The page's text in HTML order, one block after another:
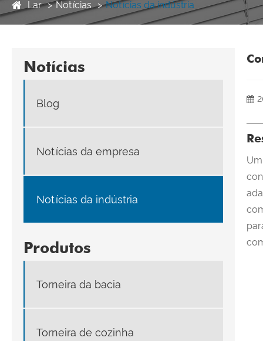
Lar Notícias Notícias da indústria
Notícias
Blog
Notícias da empresa
Notícias da indústria
Produtos
Torneira da bacia
Torneira de cozinha